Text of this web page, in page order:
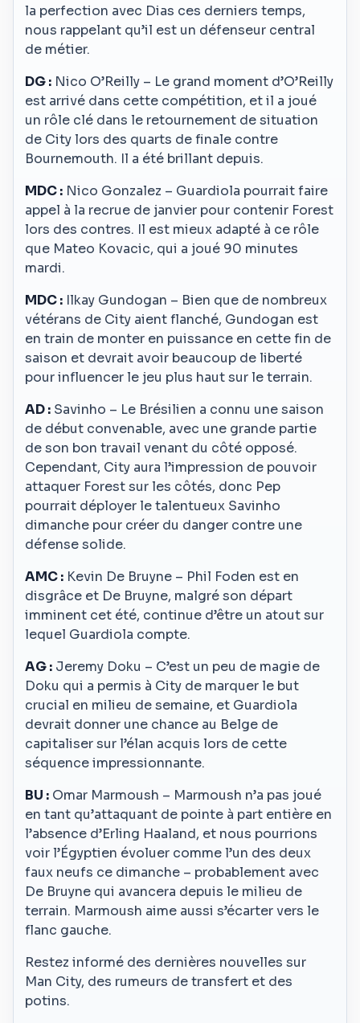
la perfection avec Dias ces derniers temps,
nous rappelant qu’il est un défenseur central
de métier.
DG : Nico O’Reilly – Le grand moment d’O’Reilly
est arrivé dans cette compétition, et il a joué
un rôle clé dans le retournement de situation
de City lors des quarts de finale contre
Bournemouth. Il a été brillant depuis.
MDC : Nico Gonzalez – Guardiola pourrait faire
appel à la recrue de janvier pour contenir Forest
lors des contres. Il est mieux adapté à ce rôle
que Mateo Kovacic, qui a joué 90 minutes
mardi.
MDC : Ilkay Gundogan – Bien que de nombreux
vétérans de City aient flanché, Gundogan est
en train de monter en puissance en cette fin de
saison et devrait avoir beaucoup de liberté
pour influencer le jeu plus haut sur le terrain.
AD : Savinho – Le Brésilien a connu une saison
de début convenable, avec une grande partie
de son bon travail venant du côté opposé.
Cependant, City aura l’impression de pouvoir
attaquer Forest sur les côtés, donc Pep
pourrait déployer le talentueux Savinho
dimanche pour créer du danger contre une
défense solide.
AMC : Kevin De Bruyne – Phil Foden est en
disgrâce et De Bruyne, malgré son départ
imminent cet été, continue d’être un atout sur
lequel Guardiola compte.
AG : Jeremy Doku – C’est un peu de magie de
Doku qui a permis à City de marquer le but
crucial en milieu de semaine, et Guardiola
devrait donner une chance au Belge de
capitaliser sur l’élan acquis lors de cette
séquence impressionnante.
BU : Omar Marmoush – Marmoush n’a pas joué
en tant qu’attaquant de pointe à part entière en
l’absence d’Erling Haaland, et nous pourrions
voir l’Égyptien évoluer comme l’un des deux
faux neufs ce dimanche – probablement avec
De Bruyne qui avancera depuis le milieu de
terrain. Marmoush aime aussi s’écarter vers le
flanc gauche.
Restez informé des dernières nouvelles sur
Man City, des rumeurs de transfert et des
potins.